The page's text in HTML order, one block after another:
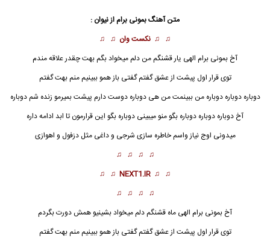
متن آهنگ بمونی برام از نیوان :
♫ ♫ نکست وان ♫ ♫
آخ بمونی برام الهی یار قشنگم من دلم میخواد بگم بهت چقدر علاقه مندم
توی قرار اول پیشت از عشق گفتم گفتی باز همو ببینیم منم بهت گفتم
دوباره دوباره دوباره من ببینمت من هی دوباره دوست دارم پیشت بمیرمو زنده شم دوباره
آخ دوباره دوباره دوباره بگو منو میبینی دوباره بگو این قرارمون تا ابد ادامه داره
میدونی اوج نیاز واسم خاطره سازی شرجی و داغی مثل دزفول و اهوازی
♫ ♫ ♫ ♫
♫ ♫
NEXT1.IR
♫ ♫
♫ ♫ ♫ ♫
آخ بمونی برام الهی ماه قشنگم دلم میخواد بشینیو همش دورت بگردم
توی قرار اول پیشت از عشق گفتم گفتی باز همو ببینیم منم بهت گفتم